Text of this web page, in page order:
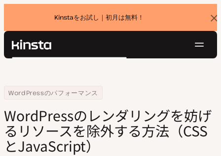
Kinstaをお試し｜初月は無料！
バ
ナ
Kinsta®
ョ
ン
価格設定
お問い合わせ
検
Home
リソースセンター
WordPressのパフォーマンス
WordPressのレンダリングを妨げるリソースを除外する方法（CSSと
WordPressのレンダリングを妨げ
るリソースを除外する方法（CSS
とJavaScript）